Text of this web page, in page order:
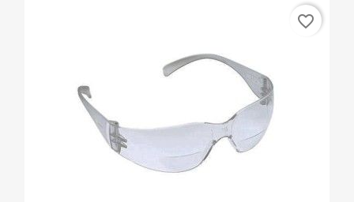
favorite_border